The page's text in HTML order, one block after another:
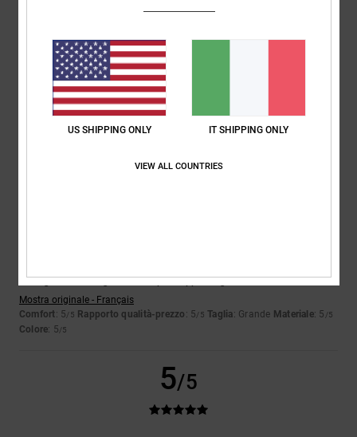
21. gennaio 2026
Bel modello e prezzo conveniente in saldo
Mostra originale - Français
Comfort: 5/5 Rapporto qualità-prezzo
: 5
Consiglio questo prodotto
4
Mostra originale - Français
Comfort: 5/5 Rapporto qualità-prezzo : 5/5 Taglia: Grande Materiale: 5 /5
Colore: 5/5
5/5
US SHIPPING ONLY IT SHIPPING ONLY
VIEW ALL COUNTRIES